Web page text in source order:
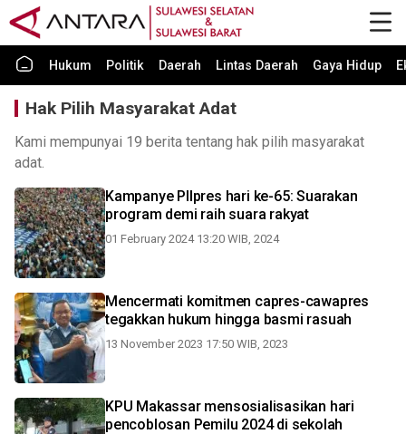
Hukum Politik Daerah Lintas Daerah Gaya Hidup
Hak Pilih Masyarakat Adat
Kami mempunyai 19 berita tentang hak pilih masyarakat
adat.
Kampanye PIlpres hari ke-65: Suarakan
program demi raih suara rakyat
01 February 2024 13:20 WIB, 2024
Mencermati komitmen capres-cawapres
tegakkan hukum hingga basmi rasuah
13 November 2023 17:50 WIB, 2023
KPU Makassar mensosialisasikan hari
pencoblosan Pemilu 2024 di sekolah